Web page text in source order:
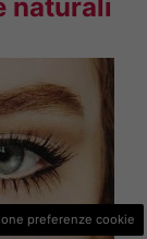
naturali
preferenze cookie